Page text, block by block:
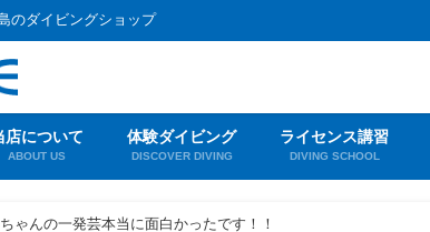
のダイビングショップ
店について
ABOUT US
体験ダイビング
DISCOVER DIVING
ライセンス講習
DIVING SCHOOL
ゃんの一発芸本当に面白かったです！！